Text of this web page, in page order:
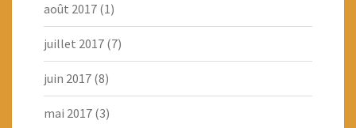
août 2017 (1)
juillet 2017 (7)
juin 2017 (8)
mai 2017 (3)